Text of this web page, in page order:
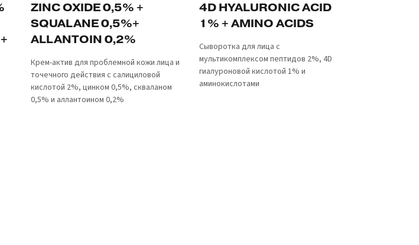
ZINC OXIDE 0,5% +
SQUALANE 0,5%+
ALLANTOIN 0,2%
Крем-актив для проблемной кожи лица и
точечного действия с салициловой
кислотой 2%, цинком 0,5%, скваланом
0,5% и аллантоином 0,2%
4D HYALURONIC ACID
1% + AMINO ACIDS
Сыворотка для лица с
мультикомплексом пептидов 2%, 4D
гиалуроновой кислотой 1% и
аминокислотами